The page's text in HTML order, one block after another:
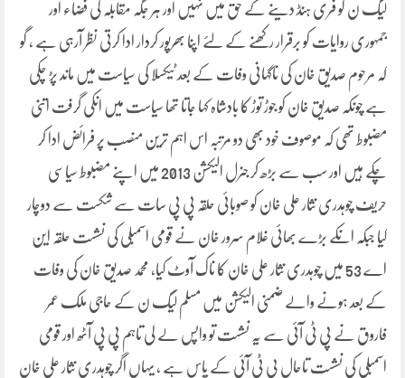
لیگ ن کو فری ہنڈ دینے کے حق میں نہیں اور ہر جگہ مقابلہ کی فضاء اور
جمہوری روایات کو برقرار رکھنے کے لئے اپنا بھرپور کردار ادا کرتی نظر آرہی ہے ، گو
کہ مرحوم صدیق خان کی ناگہانی وفات کے بعد ٹیکسلا کی سیاست میں ماند پڑ چکی
ہے چونکہ صدیق خان کو جوڑ توڑ کا بادشاہ کہا جاتا تھا سیاست میں انکی گرفت اتنی
مضبوط تھی کہ موصوف خود بھی دو مرتبہ اس اہم ترین منصب پر فرائض ادا کر
چکے ہیں اور سب سے بڑھ کر جنرل الیکشن 2013 میں اپنے مضبوط سیاسی
حریف چوہدری نثار علی خان کو صوبائی حلقہ پی پی سات سے شکست سے دوچار
کیا جبکہ انکے بڑے بھائی غلام سرور خان نے قومی اسمبلی کی نشست حلقہ این
اے 53 میں چوہدری نثار علی خان کا ناک آوٹ کیا، محمد صدیق خان کی وفات
کے بعد ہونے والے ضمنی الیکشن میں مسلم لیگ ن کے حاجی ملک عمر
فاروق نے پی ٹی آئی سے یہ نشست تو واپس لے لی تاہم پی پی آٹھ اور قومی
اسمبلی کی نشست تاحال پی ٹی آئی کے پاس ہے ، یہاں اگر چوہدری نثار علی خان